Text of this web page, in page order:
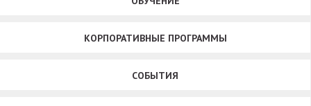
КОРПОРАТИВНЫЕ ПРОГРАММЫ
СОБЫТИЯ